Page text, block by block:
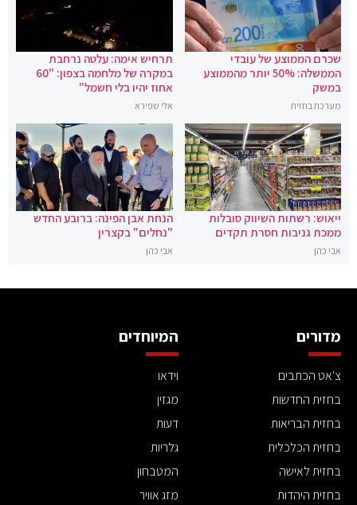
שכרם הממוצע של עובדי
הממשלה: 50% יותר מהממוצע
במשק
מערכת בחזית
תרחיש אימה: עלטה נרחבת
במקרה של מלחמה בצפון: "60
אחוז יהיו בלי חשמל"
אלי שפירא
ייאוש: רשתות השיווק סובלות
ממכת גניבות חסרת תקדים
אבי כהן
הנחת אבן הפינה: ברובע החדש
"נחלים" בקצרין
אבי כהן
מדורים
צ'אט הכתבים
בחזית החדשות
בחזית הבריאות
בחזית הכלכלית
בחזית לאישה
בחזית היהדות
המיוחדים
וידאו
מגזין
דעות
גלריות
המטבחון
מזג אוויר